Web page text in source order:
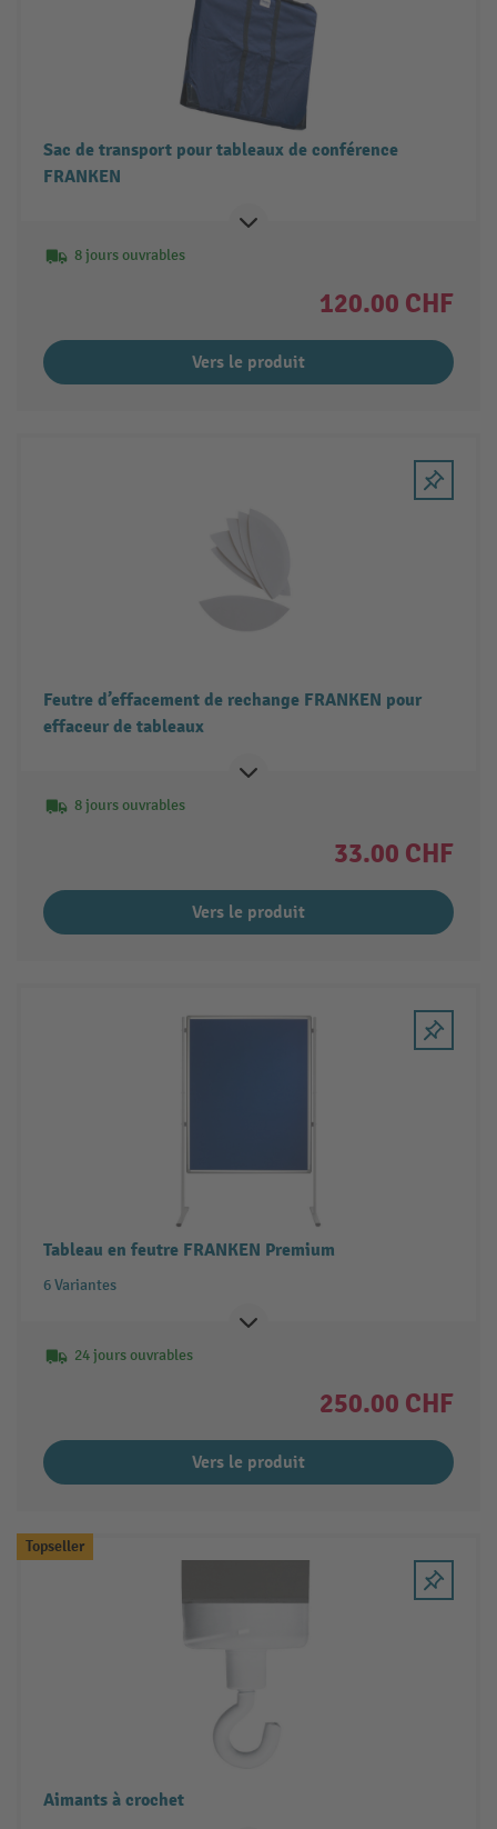
Sac de transport pour tableaux de conférence
FRANKEN
8 jours ouvrables
120.00 CHF
Vers le produit
Feutre d’effacement de rechange FRANKEN pour
effaceur de tableaux
8 jours ouvrables
33.00 CHF
Vers le produit
Tableau en feutre FRANKEN Premium
6 Variantes
24 jours ouvrables
250.00 CHF
Vers le produit
Topseller
Aimants à crochet